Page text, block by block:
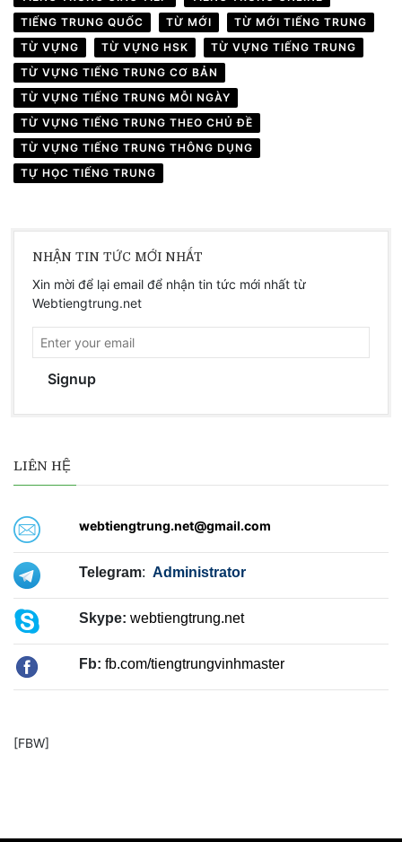
TIẾNG TRUNG QUỐC
TỪ MỚI
TỪ MỚI TIẾNG TRUNG
TỪ VỰNG
TỪ VỰNG HSK
TỪ VỰNG TIẾNG TRUNG
TỪ VỰNG TIẾNG TRUNG CƠ BẢN
TỪ VỰNG TIẾNG TRUNG MỖI NGÀY
TỪ VỰNG TIẾNG TRUNG THEO CHỦ ĐỀ
TỪ VỰNG TIẾNG TRUNG THÔNG DỤNG
TỰ HỌC TIẾNG TRUNG
NHẬN TIN TỨC MỚI NHẤT
Xin mời để lại email để nhận tin tức mới nhất từ
Webtiengtrung.net
Signup
LIÊN HỆ
webtiengtrung.net@gmail.com
Telegram: Administrator
Skype: webtiengtrung.net
Fb: fb.com/tiengtrungvinhmaster
[FBW]